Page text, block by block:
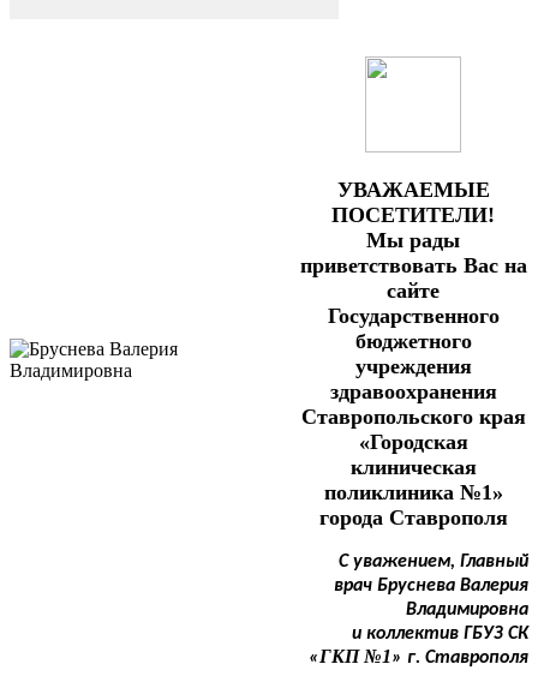
УВАЖАЕМЫЕ
ПОСЕТИТЕЛИ!
Мы рады
приветствовать Вас на
сайте
Государственного
бюджетного
учреждения
здравоохранения
Ставропольского края
«Городская
клиническая
поликлиника №1»
города Ставрополя
С уважением, Главный
врач Бруснева Валерия
Владимировна
и коллектив ГБУЗ СК
«ГКП №1» г. Ставрополя